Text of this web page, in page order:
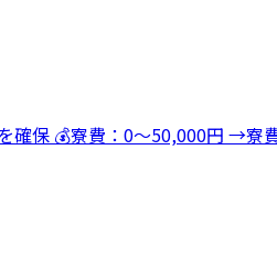
保 💰寮費：0～50,000円 →